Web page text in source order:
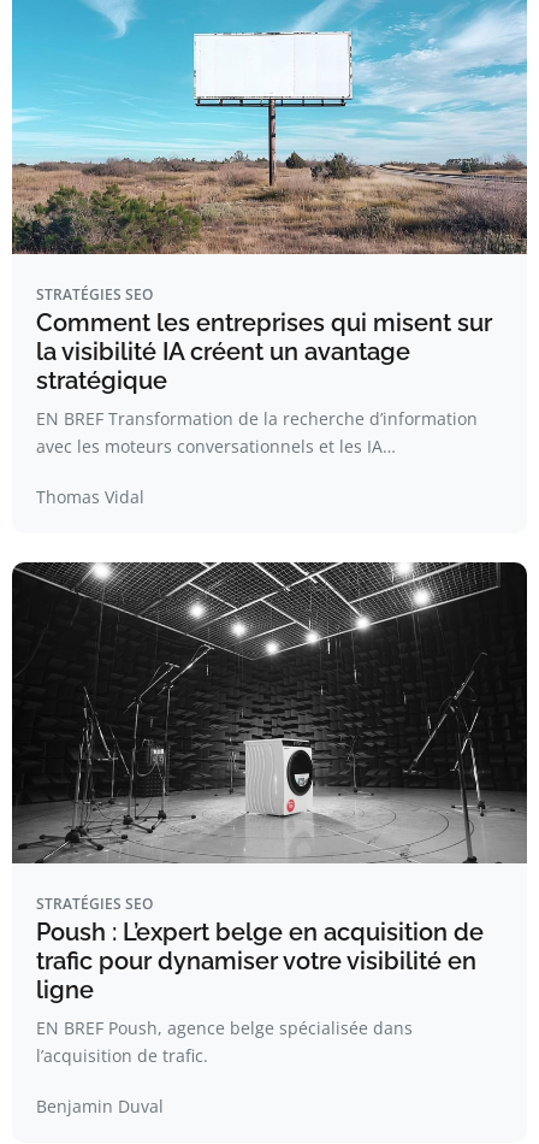
STRATÉGIES SEO
Comment les entreprises qui misent sur
la visibilité IA créent un avantage
stratégique
EN BREF Transformation de la recherche d’information
avec les moteurs conversationnels et les IA…
Thomas Vidal
STRATÉGIES SEO
Poush : L’expert belge en acquisition de
trafic pour dynamiser votre visibilité en
ligne
EN BREF Poush, agence belge spécialisée dans
l’acquisition de trafic.
Benjamin Duval